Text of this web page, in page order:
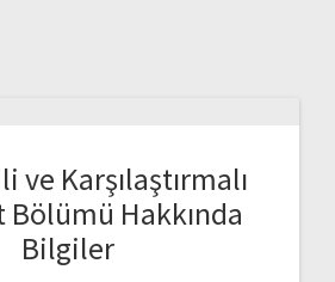
ve Karşılaştırmalı
Bölümü Hakkında
Bilgiler